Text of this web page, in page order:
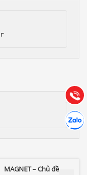
Fix: Sidebar Close Bar Error
MAGNET – Chủ đề
Gọi
(028) 22.166.144
Chát
Tư vấn